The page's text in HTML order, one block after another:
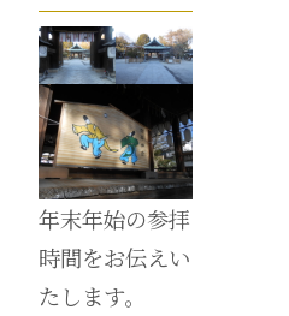
年末年始の参拝
時間をお伝えい
たします。